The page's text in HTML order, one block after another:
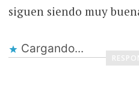
siguen siendo muy
Cargando...